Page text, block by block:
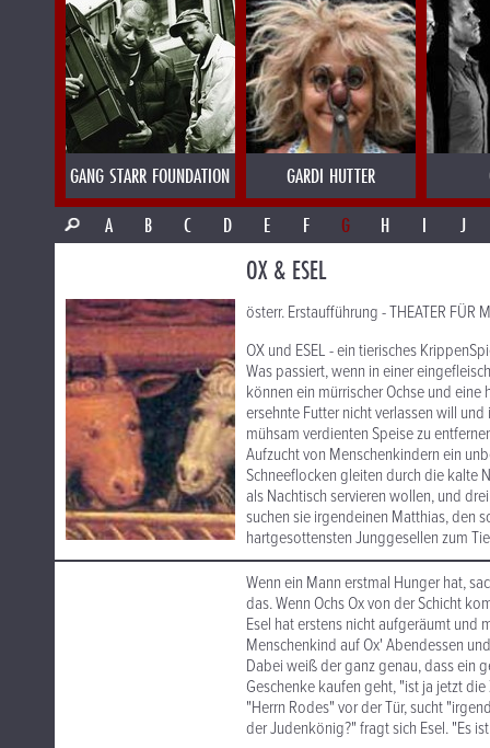
GANG STARR FOUNDATION GARDI HUTTER
A
B C D E F G H I J
OX & ESEL
österr. Erstaufführung - THEATER FÜR
OX und ESEL - ein tierisches
Was passiert, wenn in einer
können ein mürrischer Ochse und
ersehnte Futter nicht verlassen will
mühsam verdienten Speise zu
Aufzucht von Menschenkindern ein
Schneeflocken gleiten durch die kalte
als Nachtisch servieren wollen, und
suchen sie irgendeinen Matthias, den
hartgesottensten Junggesellen zum
Wenn ein Mann erstmal Hunger hat,
das. Wenn Ochs Ox von der Schicht
Esel hat erstens nicht aufgeräumt und
Menschenkind auf Ox' Abendessen
Dabei weiß der ganz genau, dass ein
Geschenke kaufen geht, "ist ja jetzt
"Herrn Rodes" vor der Tür, sucht
der Judenkönig?" fragt sich Esel. "Es